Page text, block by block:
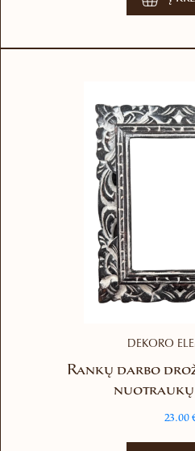
DEKORO
Rankų darbo
nuotraukų
23.00